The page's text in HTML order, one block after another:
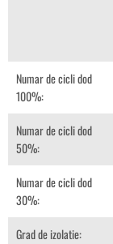
Numar de cicli dod
100%:
Numar de cicli dod
50%:
Numar de cicli dod
30%:
Grad de izolatie: